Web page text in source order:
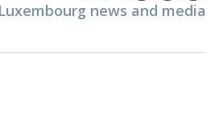
news and media